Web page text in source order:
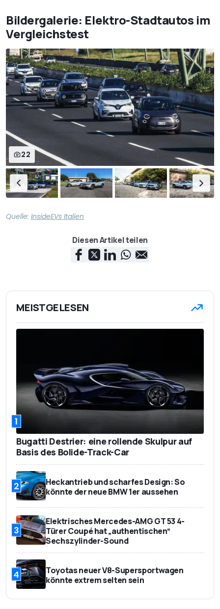
Bildergalerie: Elektro-Stadtautos im
Vergleichstest
22
Quelle: InsideEVs Italien
Diesen Artikel teilen
MEISTGELESEN
1
Bugatti Destrier: eine rollende Skulpur auf
Basis des Bolide-Track-Car
2
Heckantrieb und scharfes Design: So
könnte der neue BMW 1er aussehen
3
Elektrisches Mercedes-AMG GT 53 4-
Türer Coupé hat „authentischen“
Sechszylinder-Sound
4
Toyotas neuer V8-Supersportwagen
könnte extrem selten sein